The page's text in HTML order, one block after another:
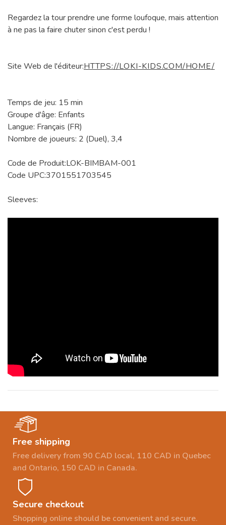
Regardez la tour prendre une forme loufoque, mais attention
à ne pas la faire chuter sinon c'est perdu !
Site Web de l'éditeur:HTTPS://LOKI-KIDS.COM/HOME/
Temps de jeu: 15 min
Groupe d'âge: Enfants
Langue: Français (FR)
Nombre de joueurs: 2 (Duel), 3,4
Code de Produit:LOK-BIMBAM-001
Code UPC:3701551703545
Sleeves:
Free shipping
Free delivery from 90 CAD local, 110 CAD in Quebec
and Ontario, 150 CAD in Canada.
Secure checkout
Shopping online should be convenient and secure.